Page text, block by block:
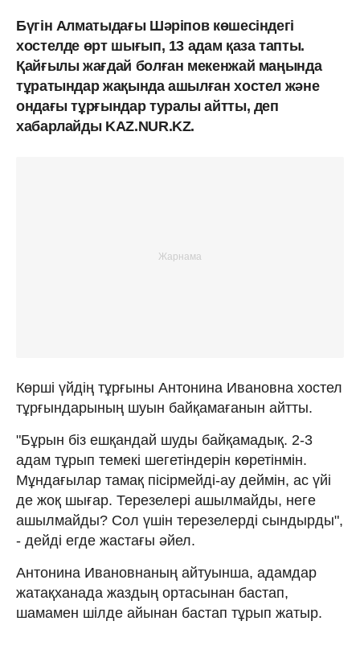
Бүгін Алматыдағы Шәріпов көшесіндегі
хостелде өрт шығып, 13 адам қаза тапты.
Қайғылы жағдай болған мекенжай маңында
тұратындар жақында ашылған хостел және
ондағы тұрғындар туралы айтты, деп
хабарлайды KAZ.NUR.KZ.
Көрші үйдің тұрғыны Антонина Ивановна хостел
тұрғындарының шуын байқамағанын айтты.
"Бұрын біз ешқандай шуды байқамадық. 2-3
адам тұрып темекі шегетіндерін көретінмін.
Мұндағылар тамақ пісірмейді-ау деймін, ас үйі
де жоқ шығар. Терезелері ашылмайды, неге
ашылмайды? Сол үшін терезелерді сындырды",
- дейді егде жастағы әйел.
Антонина Ивановнаның айтуынша, адамдар
жатақханада жаздың ортасынан бастап,
шамамен шілде айынан бастап тұрып жатыр.